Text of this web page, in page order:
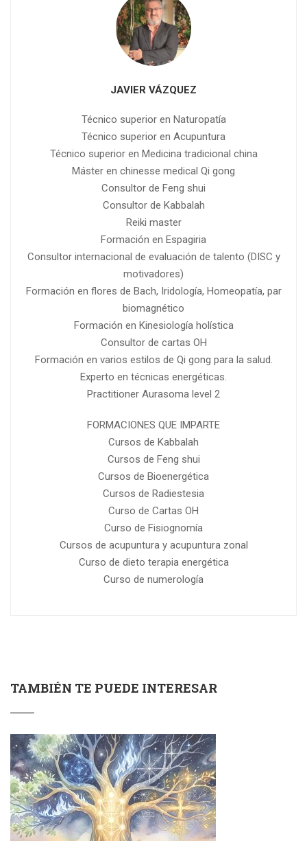
JAVIER VÁZQUEZ
Técnico superior en Naturopatía
Técnico superior en Acupuntura
Técnico superior en Medicina tradicional china
Máster en chinesse medical Qi gong
Consultor de Feng shui
Consultor de Kabbalah
Reiki master
Formación en Espagiria
Consultor internacional de evaluación de talento (DISC y
motivadores)
Formación en flores de Bach, Iridología, Homeopatía, par
biomagnético
Formación en Kinesiología holística
Consultor de cartas OH
Formación en varios estilos de Qi gong para la salud.
Experto en técnicas energéticas.
Practitioner Aurasoma level 2
FORMACIONES QUE IMPARTE
Cursos de Kabbalah
Cursos de Feng shui
Cursos de Bioenergética
Cursos de Radiestesia
Curso de Cartas OH
Curso de Fisiognomía
Cursos de acupuntura y acupuntura zonal
Curso de dieto terapia energética
Curso de numerología
TAMBIÉN TE PUEDE INTERESAR